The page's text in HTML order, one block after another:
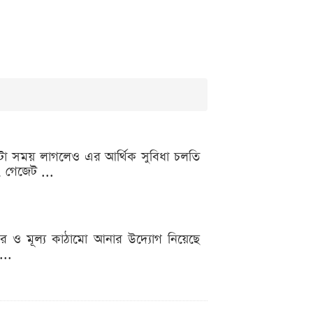
সময় লাগলেও এর আর্থিক সুবিধা চলতি
গেজেট ...
ও মূল্য কাঠামো আনার উদ্যোগ নিয়েছে